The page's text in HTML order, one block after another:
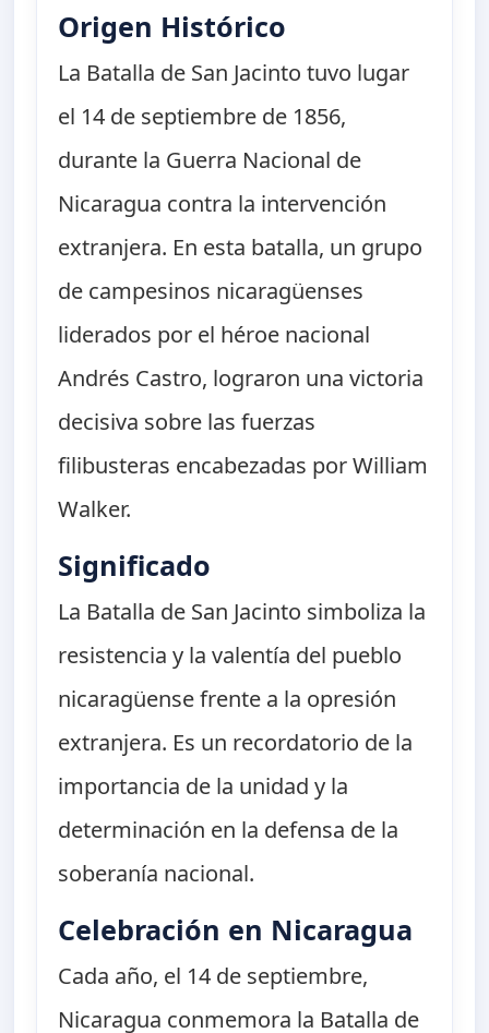
Origen Histórico
La Batalla de San Jacinto tuvo lugar
el 14 de septiembre de 1856,
durante la Guerra Nacional de
Nicaragua contra la intervención
extranjera. En esta batalla, un grupo
de campesinos nicaragüenses
liderados por el héroe nacional
Andrés Castro, lograron una victoria
decisiva sobre las fuerzas
filibusteras encabezadas por William
Walker.
Significado
La Batalla de San Jacinto simboliza la
resistencia y la valentía del pueblo
nicaragüense frente a la opresión
extranjera. Es un recordatorio de la
importancia de la unidad y la
determinación en la defensa de la
soberanía nacional.
Celebración en Nicaragua
Cada año, el 14 de septiembre,
Nicaragua conmemora la Batalla de